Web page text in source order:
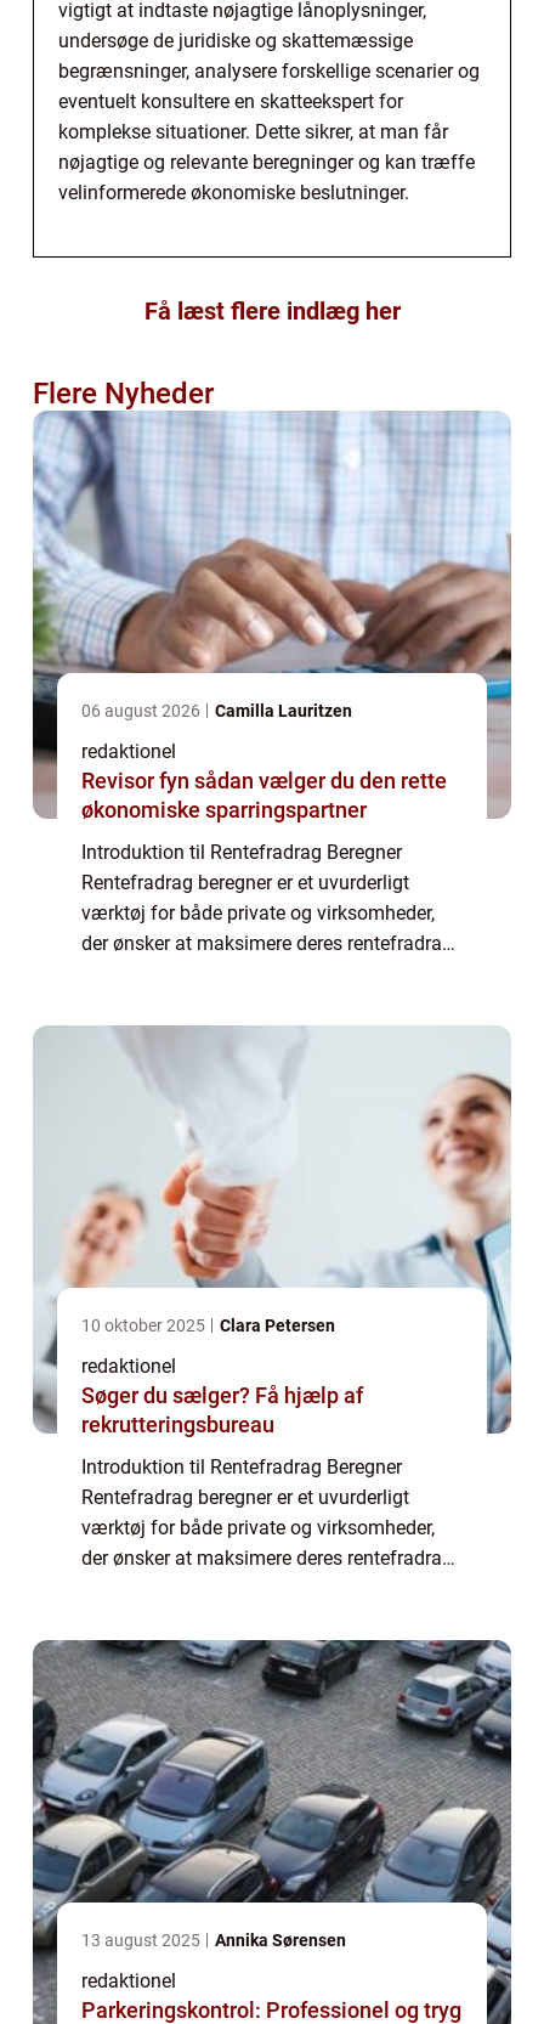
vigtigt at indtaste nøjagtige lånoplysninger,
undersøge de juridiske og skattemæssige
begrænsninger, analysere forskellige scenarier og
eventuelt konsultere en skatteekspert for
komplekse situationer. Dette sikrer, at man får
nøjagtige og relevante beregninger og kan træffe
velinformerede økonomiske beslutninger.
Få læst flere indlæg her
Flere Nyheder
06 august 2026 Camilla Lauritzen
redaktionel
Revisor fyn sådan vælger du den rette
økonomiske sparringspartner
Introduktion til Rentefradrag Beregner
Rentefradrag beregner er et uvurderligt
værktøj for både private og virksomheder,
der ønsker at maksimere deres rentefradrag
10 oktober 2025 Clara Petersen
redaktionel
Søger du sælger? Få hjælp af
rekrutteringsbureau
Introduktion til Rentefradrag Beregner
Rentefradrag beregner er et uvurderligt
værktøj for både private og virksomheder,
der ønsker at maksimere deres rentefradrag
mulighed f...
13 august 2025 Annika Sørensen
redaktionel
Parkeringskontrol: Professionel og tryg